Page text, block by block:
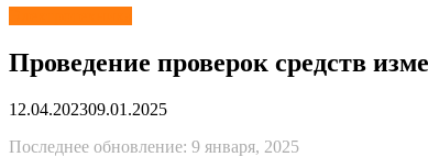
Проведение проверок средств
12.04.202309.01.2025
Последнее обновление: 9 января, 2025